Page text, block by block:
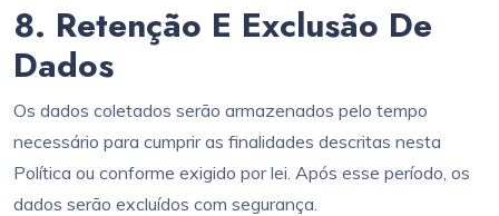
8. Retenção E Exclusão De
Dados
Os dados coletados serão armazenados pelo tempo
necessário para cumprir as finalidades descritas nesta
Política ou conforme exigido por lei. Após esse período, os
dados serão excluídos com segurança.